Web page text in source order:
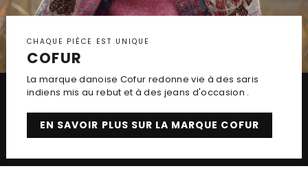
CHAQUE PIÈCE EST UNIQUE
COFUR
La marque danoise Cofur redonne vie à des saris
indiens mis au rebut et à des jeans d'occasion .
EN SAVOIR PLUS SUR LA MARQUE COFUR